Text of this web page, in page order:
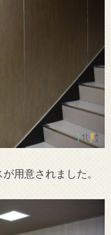
用意されました。